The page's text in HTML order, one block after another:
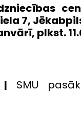
7,
plkst.
| SMU